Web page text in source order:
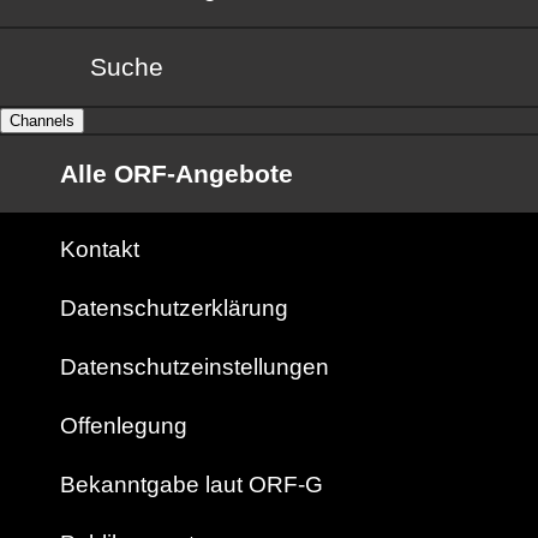
Suche
Channels
Alle ORF-Angebote
Kontakt
Datenschutzerklärung
Datenschutzeinstellungen
Offenlegung
Bekanntgabe laut ORF-G